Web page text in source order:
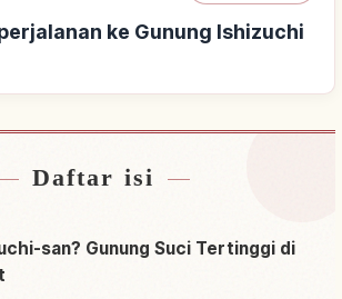
ke Gunung Ishizuchi
dekat Gunung Ishizuchi Yama
di Gunung Ishizuchi Yama↗
Daftar isi
san? Gunung Suci Tertinggi di